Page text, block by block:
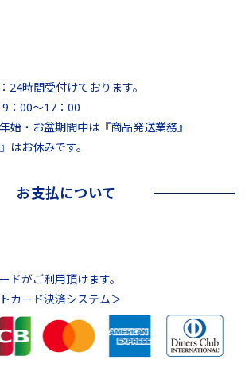
24時間受付けております。
：00～17：00
始・お盆期間中は『商品発送業務』
はお休みです。
お支払について
ドがご利用頂けます。
カード決済システム＞